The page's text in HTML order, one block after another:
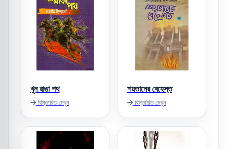
খুন রাঙা পথ
বিস্তারিত দেখুন
শয়তানের বেহেস্ত
বিস্তারিত দেখুন